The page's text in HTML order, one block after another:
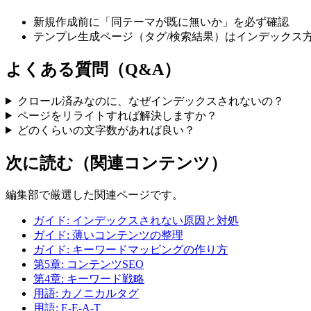
新規作成前に「同テーマが既に無いか」を必ず確認
テンプレ生成ページ（タグ/検索結果）はインデックス
よくある質問（Q&A）
クロール済みなのに、なぜインデックスされないの？
ページをリライトすれば解決しますか？
どのくらいの文字数があれば良い？
次に読む（関連コンテンツ）
編集部で厳選した関連ページです。
ガイド: インデックスされない原因と対処
ガイド: 薄いコンテンツの整理
ガイド: キーワードマッピングの作り方
第5章: コンテンツSEO
第4章: キーワード戦略
用語: カノニカルタグ
用語: E-E-A-T